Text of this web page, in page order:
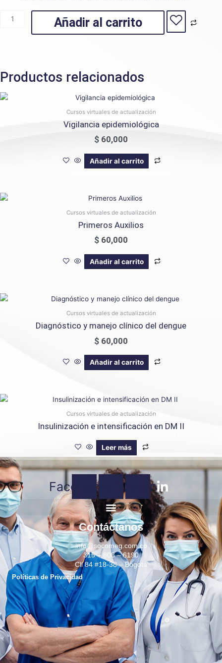
Añadir al carrito
Productos relacionados
Cursos virtuales de actualización
Vigilancia epidemiológica
$ 60,000
Añadir al carrito
Cursos virtuales de actualización
Primeros Auxilios
$ 60,000
Añadir al carrito
Cursos virtuales de actualización
Diagnóstico y manejo clínico del dengue
$ 60,000
Añadir al carrito
Cursos virtuales de actualización
Insulinización e intensificación en DM II
Leer más
FacebookInstagramLinkedin
Contáctanos
info@socomeg.com.co
315 – 808 – 6190
Cll 84 #18-38 – Bogotá
Políticas de Privacidad